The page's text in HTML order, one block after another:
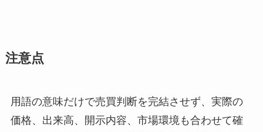
注意点
用語の意味だけで売買判断を完結させず、実際の
価格、出来高、開示内容、市場環境も合わせて確